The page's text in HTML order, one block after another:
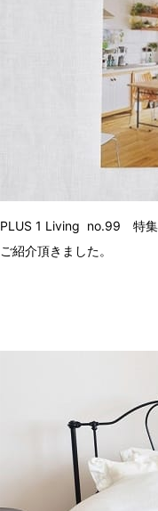
PLUS 1 Living no.99 特集
ご紹介頂きました。